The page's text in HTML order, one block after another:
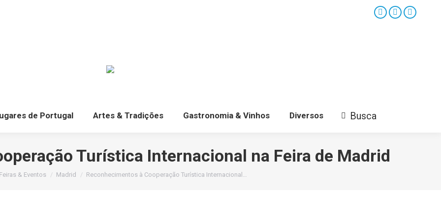
Facebook
X
YouTube
de Portugal Artes & Tradições Gastronomia & Vinhos Diversos Search:
Busca
Turística Internacional na Feira de Madrid
aqui:
Feiras & Eventos Madrid Reconhecimentos à Cooperação Turística Internacional…